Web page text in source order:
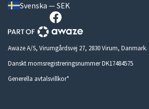
Svenska — SEK
Awaze A/S, Virumgårdsvej 27, 2830 Virum, Danmark.
Danskt momsregistreringsnummer DK17484575
Generella avtalsvillkor*